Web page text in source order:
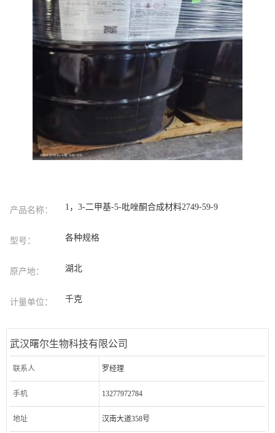
产品名称： 1，3-二甲基-5-吡唑酮合成材料2749-59-9
型号： 各种规格
原产地： 湖北
计量单位： 千克
武汉曙尔生物科技有限公司
联系人 罗经理
手机 13277972784
地址 汉南大道358号